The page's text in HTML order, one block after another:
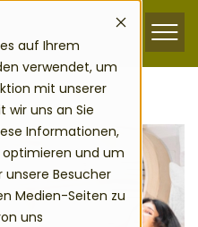
auf Ihrem
verwendet, um
mit unserer
wir uns an Sie
Informationen,
und um
unsere Besucher
Medien-Seiten zu
uns
Menu